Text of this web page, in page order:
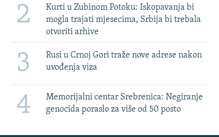
2
Kurti u Zubinom Potoku: Iskopavanja bi
mogla trajati mjesecima, Srbija bi trebala
otvoriti arhive
3
Rusi u Crnoj Gori traže nove adrese nakon
uvođenja viza
4
Memorijalni centar Srebrenica: Negiranje
genocida poraslo za više od 50 posto